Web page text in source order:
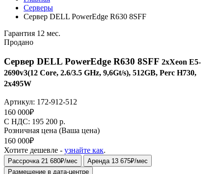
Серверы
Сервер DELL PowerEdge R630 8SFF
Гарантия 12 мес.
Продано
Сервер DELL PowerEdge R630 8SFF 2xXeon E5-
2690v3(12 Core, 2.6/3.5 GHz, 9,6Gt/s), 512GB, Perc H730,
2x495W
Артикул: 172-912-512
160 000₽
C НДС: 195 200 р.
Розничная цена (Ваша цена)
160 000₽
Хотите дешевле - узнайте как.
Рассрочка 21 680₽/мес
Аренда 13 675₽/мес
Размещение в дата-центре